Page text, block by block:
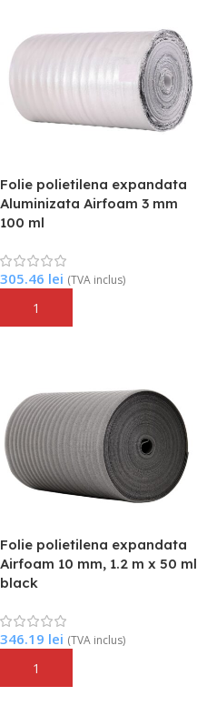
Folie polietilena expandata
Aluminizata Airfoam 3 mm
100 ml
305.46 lei (TVA inclus)
Adaugă În Coș
Folie polietilena expandata
Airfoam 10 mm, 1.2 m x 50 ml
black
346.19 lei (TVA inclus)
Adaugă În Coș